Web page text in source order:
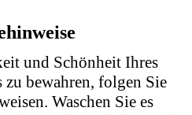
und kreative
realisieren.
haben Manschetten
unterschiedlich sind und